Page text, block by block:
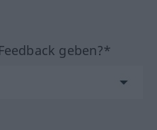
geben?*